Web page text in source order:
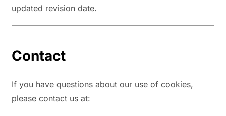
updated revision date.
Contact
If you have questions about our use of cookies,
please contact us at: